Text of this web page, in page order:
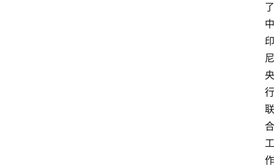
了
中
印
尼
央
行
联
合
工
作